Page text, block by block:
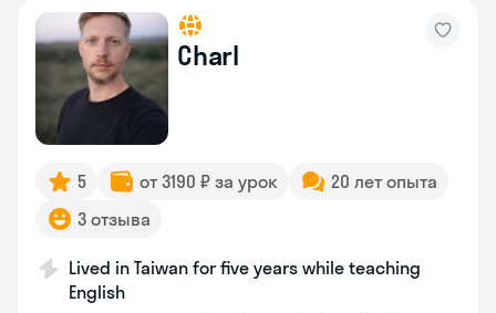
Charl
5 от 3190 ₽ за урок
20 лет опыта
3 отзыва
Lived in Taiwan for five years while teaching
English